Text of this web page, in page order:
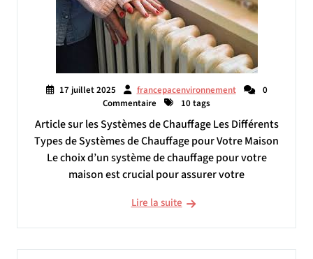
17 juillet 2025 francepacenvironnement
0
Commentaire
10 tags
Article sur les Systèmes de Chauffage Les Différents
Types de Systèmes de Chauffage pour Votre Maison
Le choix d’un système de chauffage pour votre
maison est crucial pour assurer votre
Lire la suite